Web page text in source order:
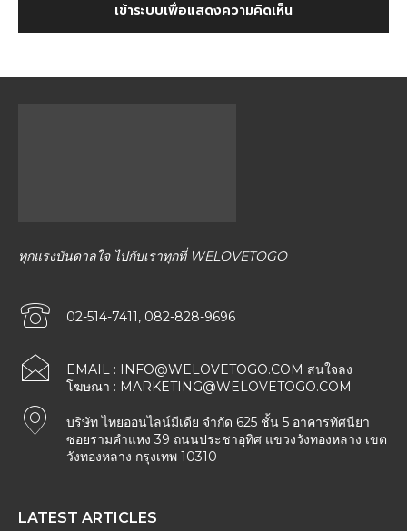
เข้าระบบเพื่อแสดงความคิดเห็น
ทุกแรงบันดาลใจ ไปกับเราทุกที่ WELOVETOGO
02-514-7411, 082-828-9696
EMAIL : INFO@WELOVETOGO.COM สนใจลง
โฆษณา : MARKETING@WELOVETOGO.COM
บริษัท ไทยออนไลน์มีเดีย จำกัด 625 ชั้น 5 อาคารทัศนียา
ซอยรามคำแหง 39 ถนนประชาอุทิศ แขวงวังทองหลาง เขต
วังทองหลาง กรุงเทพ 10310
LATEST ARTICLES